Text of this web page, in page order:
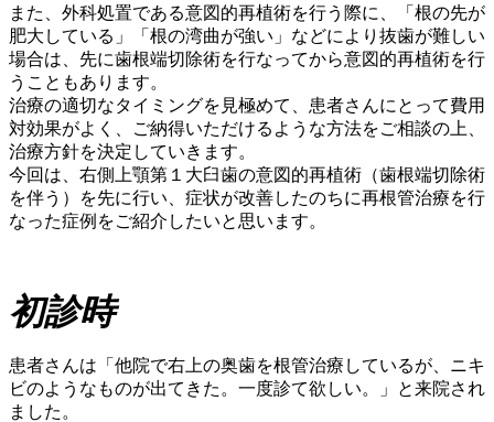
また、外科処置である意図的再植術を行う際に、「根の先が
肥大している」「根の湾曲が強い」などにより抜歯が難しい
場合は、先に歯根端切除術を行なってから意図的再植術を行
うこともあります。
治療の適切なタイミングを見極めて、患者さんにとって費用
対効果がよく、ご納得いただけるような方法をご相談の上、
治療方針を決定していきます。
今回は、右側上顎第１大臼歯の意図的再植術（歯根端切除術
を伴う）を先に行い、症状が改善したのちに再根管治療を行
なった症例をご紹介したいと思います。
初診時
患者さんは「他院で右上の奥歯を根管治療しているが、ニキ
ビのようなものが出てきた。一度診て欲しい。」と来院され
ました。